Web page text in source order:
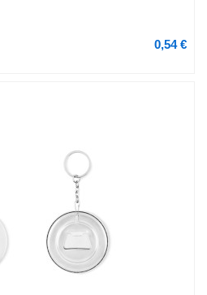
0,54 €